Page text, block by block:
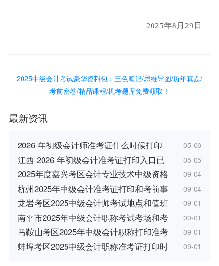
2025年8月29日
2025中级会计考试豪华资料包：三色笔记/思维导图/历年真题/
考前密卷/精品课程/机考题库免费领取！
最新资讯
2026 年初级会计师准考证什么时候打印 05-06
江西 2026 年初级会计准考证打印入口已 05-05
2025年度嘉兴考区会计专业技术中级资格 09-04
杭州2025年中级会计准考证打印和考前事 09-04
龙岩考区2025中级会计师考试地点和值班 09-01
南平市2025年中级会计职称考试考场和考 09-01
马鞍山考区2025年中级会计职称打印准考 09-01
蚌埠考区2025中级会计职称准考证打印时 09-01